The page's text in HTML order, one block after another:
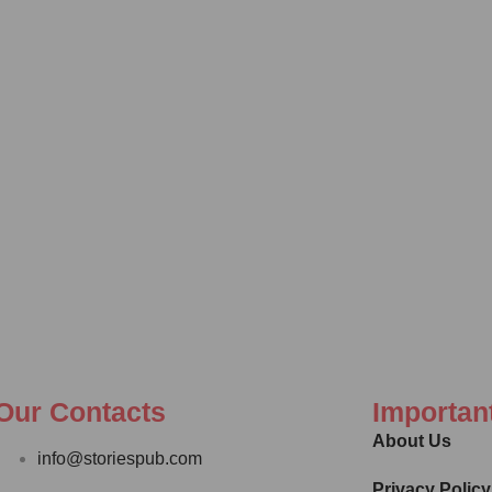
Contacts
info@storiespub.com
About Us